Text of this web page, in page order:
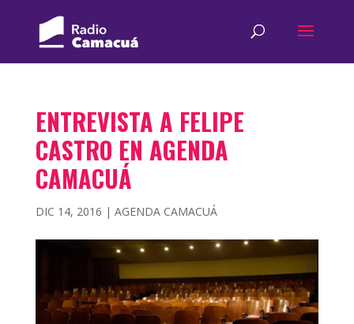
ENTREVISTA A FELIPE
CASTRO EN AGENDA
CAMACUÁ
DIC 14, 2016 | AGENDA CAMACUÁ